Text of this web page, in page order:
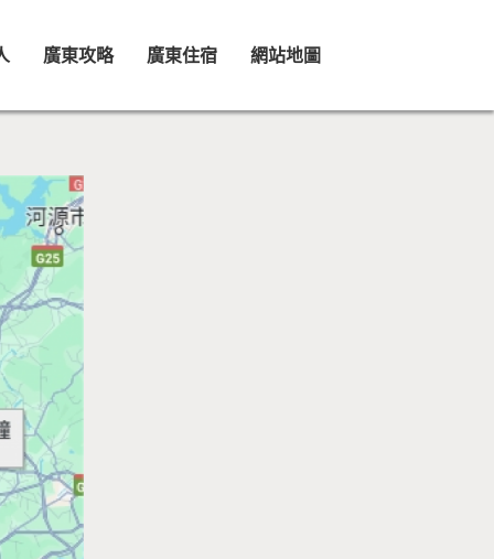
網站地圖
廣東住宿
廣東攻略